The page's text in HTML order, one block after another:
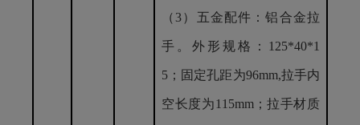
（ 3）五金配件：铝合金拉
手。 外形规格： 125*40*1
5；固定孔距为96mm,拉手内
空长度为115mm；拉手材质